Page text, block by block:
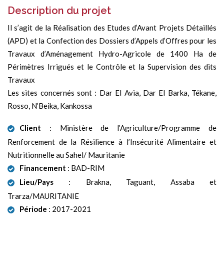
Description du projet
Il s’agit de la Réalisation des Etudes d’Avant Projets Détaillés
(APD) et la Confection des Dossiers d’Appels d’Offres pour les
Travaux d’Aménagement Hydro-Agricole de 1400 Ha de
Périmètres Irrigués et le Contrôle et la Supervision des dits
Travaux
Les sites concernés sont : Dar El Avia, Dar El Barka, Tékane,
Rosso, N’Beika, Kankossa
Client : Ministère de l’Agriculture/Programme de
Renforcement de la Résilience à l’Insécurité Alimentaire et
Nutritionnelle au Sahel/ Mauritanie
Financement : BAD-RIM
Lieu/Pays : Brakna, Taguant, Assaba et
Trarza/MAURITANIE
Période : 2017-2021